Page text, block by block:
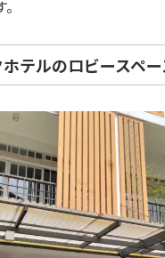
テルのロビースペ